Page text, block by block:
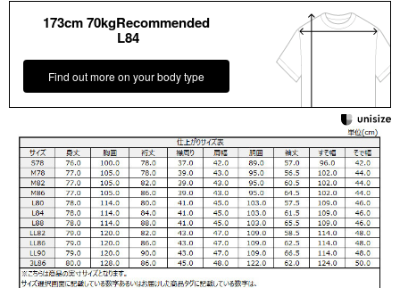
173cm 70kgRecommended
L84
Find out more on your body type